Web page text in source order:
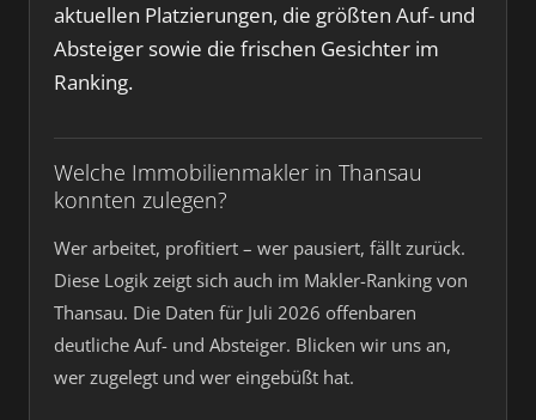
aktuellen Platzierungen, die größten Auf- und
Absteiger sowie die frischen Gesichter im
Ranking.
Welche Immobilienmakler in Thansau
konnten zulegen?
Wer arbeitet, profitiert – wer pausiert, fällt zurück.
Diese Logik zeigt sich auch im Makler-Ranking von
Thansau. Die Daten für Juli 2026 offenbaren
deutliche Auf- und Absteiger. Blicken wir uns an,
wer zugelegt und wer eingebüßt hat.